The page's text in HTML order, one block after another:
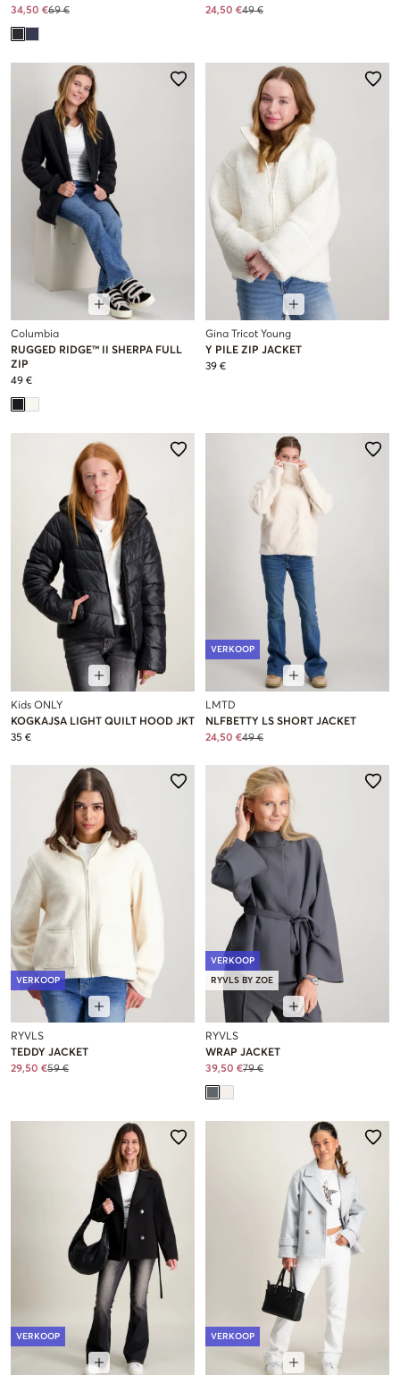
34,50 €69 € 24,50 €49 €
Columbia
RUGGED RIDGE™ II SHERPA FULL
ZIP
49 €
Gina Tricot Young
Y PILE ZIP JACKET
39 €
Kids ONLY
KOGKAJSA LIGHT QUILT HOOD JKT
35 €
VERKOOP
LMTD
NLFBETTY LS SHORT JACKET
24,50 €49 €
VERKOOP
RYVLS
TEDDY JACKET
29,50 €59 €
VERKOOP
RYVLS BY ZOE
RYVLS
WRAP JACKET
39,50 €79 €
VERKOOP VERKOOP